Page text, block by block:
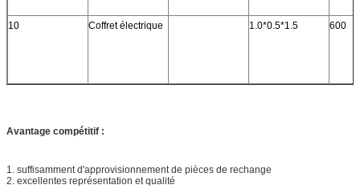
10 Coffret électrique 1.0*0.5*1.5 600
Avantage compétitif :
1. suffisamment d'approvisionnement de pièces de rechange
2. excellentes représentation et qualité